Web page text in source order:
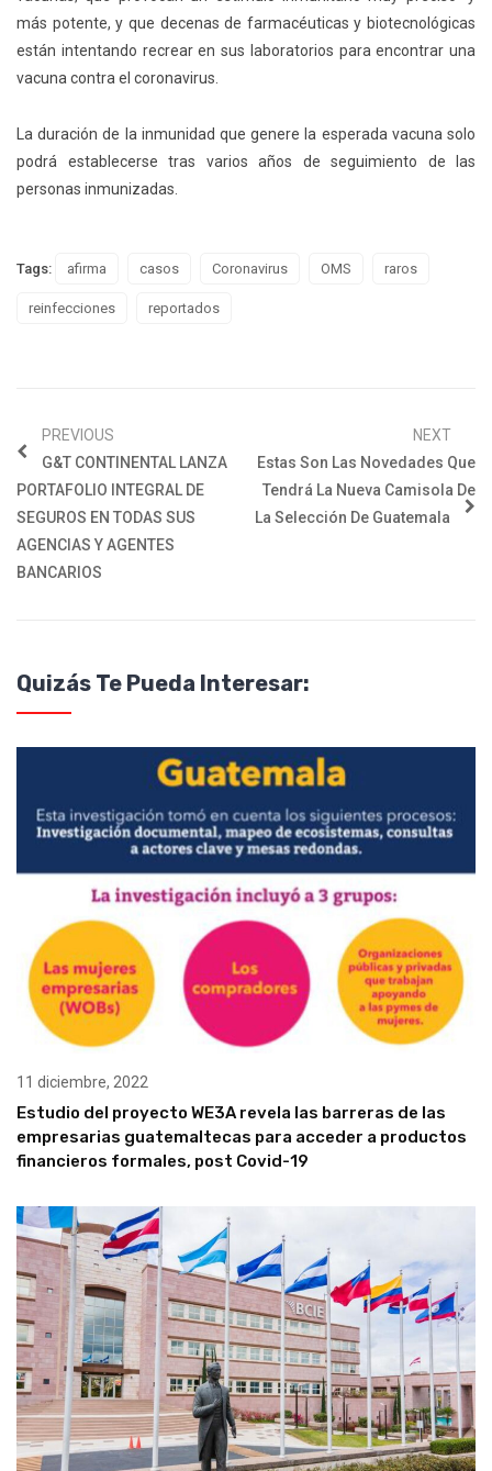
más potente, y que decenas de farmacéuticas y biotecnológicas
están intentando recrear en sus laboratorios para encontrar una
vacuna contra el coronavirus.
La duración de la inmunidad que genere la esperada vacuna solo
podrá establecerse tras varios años de seguimiento de las
personas inmunizadas.
Tags: afirma casos Coronavirus OMS raros
reinfecciones reportados
PREVIOUS
G&T CONTINENTAL LANZA
PORTAFOLIO INTEGRAL DE
SEGUROS EN TODAS SUS
AGENCIAS Y AGENTES
BANCARIOS
NEXT
Estas Son Las Novedades Que
Tendrá La Nueva Camisola De
La Selección De Guatemala
Quizás Te Pueda Interesar:
11 diciembre, 2022
Estudio del proyecto WE3A revela las barreras de las
empresarias guatemaltecas para acceder a productos
financieros formales, post Covid-19